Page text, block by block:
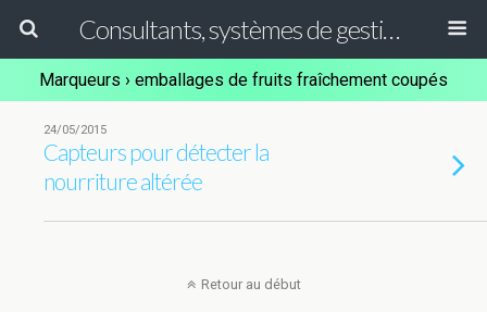
Consultants, systèmes de gestion ISO, HACCP et GFSI
Marqueurs › emballages de fruits fraîchement coupés
24/05/2015
Capteurs pour détecter la
nourriture altérée
Retour au début